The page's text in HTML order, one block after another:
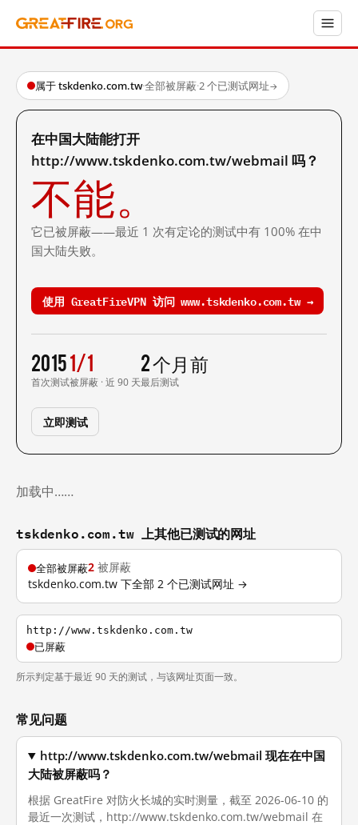
属于 tskdenko.com.tw·全部被屏蔽·2 个已测试网址→
在中国大陆能打开
http://www.tskdenko.com.tw/webmail 吗？
不能。
它已被屏蔽——最近 1 次有定论的测试中有 100% 在中
国大陆失败。
使用 GreatFireVPN 访问 www.tskdenko.com.tw →
2015
首次测试
1/1
被屏蔽 · 近 90 天
2 个月前
最后测试
立即测试
加载中……
tskdenko.com.tw 上其他已测试的网址
全部被屏蔽2 被屏蔽
tskdenko.com.tw 下全部 2 个已测试网址 →
http://www.tskdenko.com.tw
已屏蔽
所示判定基于最近 90 天的测试，与该网址页面一致。
常见问题
http://www.tskdenko.com.tw/webmail 现在在中国
大陆被屏蔽吗？
根据 GreatFire 对防火长城的实时测量，截至 2026-06-10 的
最近一次测试，http://www.tskdenko.com.tw/webmail 在